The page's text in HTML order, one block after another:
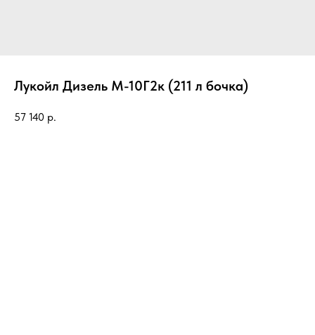
Лукойл Дизель М-10Г2к (211 л бочка)
57 140 р.